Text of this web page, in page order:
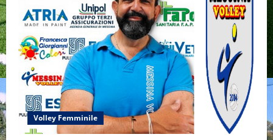
Volley Femminile